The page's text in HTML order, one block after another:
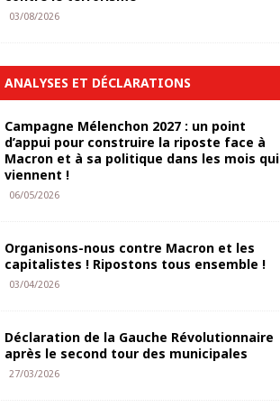
03/08/2026
ANALYSES ET DÉCLARATIONS
Campagne Mélenchon 2027 : un point
d’appui pour construire la riposte face à
Macron et à sa politique dans les mois qui
viennent !
06/05/2026
Organisons-nous contre Macron et les
capitalistes ! Ripostons tous ensemble !
03/04/2026
Déclaration de la Gauche Révolutionnaire
après le second tour des municipales
27/03/2026